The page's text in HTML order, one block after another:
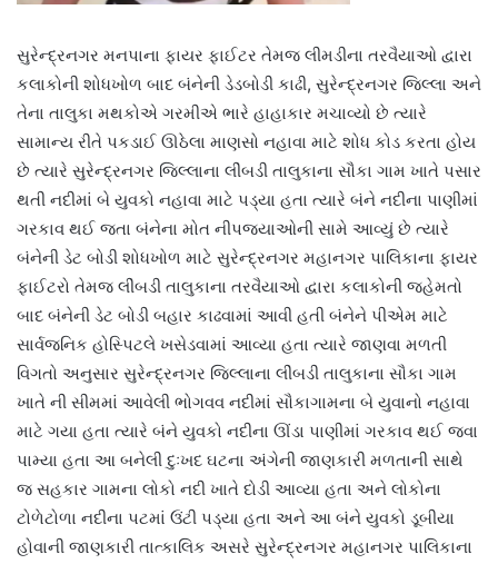
સુરેન્દ્રનગર મનપાના ફાયર ફાઈટર તેમજ લીમડીના તરવૈયાઓ દ્વારા
કલાકોની શોધખોળ બાદ બંનેની ડેડબોડી કાઢી, સુરેન્દ્રનગર જિલ્લા અને
તેના તાલુકા મથકોએ ગરમીએ ભારે હાહાકાર મચાવ્યો છે ત્યારે
સામાન્ય રીતે પકડાઈ ઊઠેલા માણસો નહાવા માટે શોધ કોડ કરતા હોય
છે ત્યારે સુરેન્દ્રનગર જિલ્લાના લીંબડી તાલુકાના સૌકા ગામ ખાતે પસાર
થતી નદીમાં બે યુવકો નહાવા માટે પડ્યા હતા ત્યારે બંને નદીના પાણીમાં
ગરકાવ થઈ જતા બંનેના મોત નીપજયાઓની સામે આવ્યું છે ત્યારે
બંનેની ડેટ બોડી શોધખોળ માટે સુરેન્દ્રનગર મહાનગર પાલિકાના ફાયર
ફાઈટરો તેમજ લીંબડી તાલુકાના તરવૈયાઓ દ્વારા કલાકોની જહેમતો
બાદ બંનેની ડેટ બોડી બહાર કાઢવામાં આવી હતી બંનેને પીએમ માટે
સાર્વજનિક હોસ્પિટલે ખસેડવામાં આવ્યા હતા ત્યારે જાણવા મળતી
વિગતો અનુસાર સુરેન્દ્રનગર જિલ્લાના લીંબડી તાલુકાના સૌકા ગામ
ખાતે ની સીમમાં આવેલી ભોગવવ નદીમાં સૌકાગામના બે યુવાનો નહાવા
માટે ગયા હતા ત્યારે બંને યુવકો નદીના ઊંડા પાણીમાં ગરકાવ થઈ જવા
પામ્યા હતા આ બનેલી દુઃખદ ઘટના અંગેની જાણકારી મળતાની સાથે
જ સહકાર ગામના લોકો નદી ખાતે દોડી આવ્યા હતા અને લોકોના
ટોળેટોળા નદીના પટમાં ઉંટી પડ્યા હતા અને આ બંને યુવકો ડૂબીયા
હોવાની જાણકારી તાત્કાલિક અસરે સુરેન્દ્રનગર મહાનગર પાલિકાના